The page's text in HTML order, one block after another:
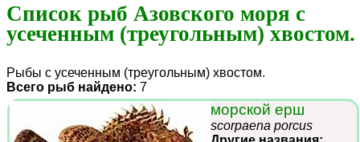
Список рыб Азовского моря с
усеченным (треугольным) хвостом.
Рыбы с усеченным (треугольным) хвостом.
Всего рыб найдено: 7
морской ерш
scorpaena porcus